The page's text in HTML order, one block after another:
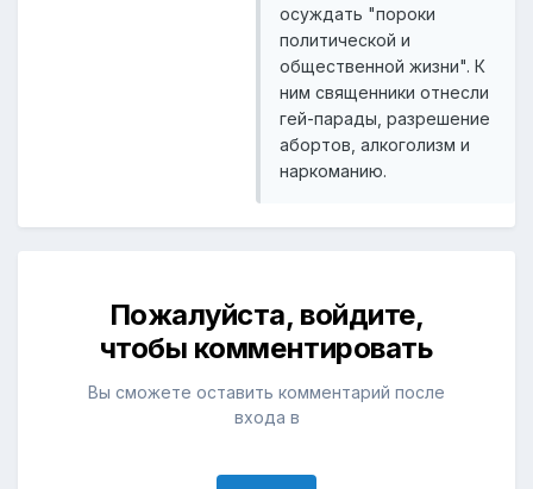
осуждать "пороки
политической и
общественной жизни". К
ним священники отнесли
гей-парады, разрешение
абортов, алкоголизм и
наркоманию.
Пожалуйста, войдите,
чтобы комментировать
Вы сможете оставить комментарий после
входа в